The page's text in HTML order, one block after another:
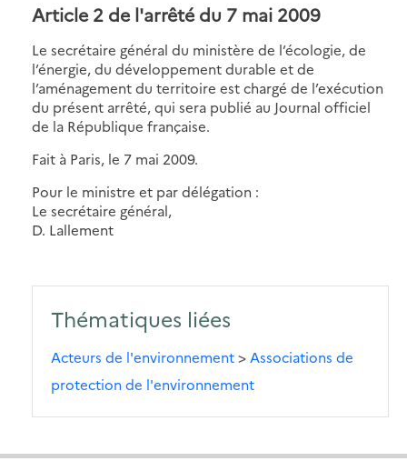
Article 2 de l'arrêté du 7 mai 2009
Le secrétaire général du ministère de l’écologie, de
l’énergie, du développement durable et de
l’aménagement du territoire est chargé de l’exécution
du présent arrêté, qui sera publié au Journal officiel
de la République française.
Fait à Paris, le 7 mai 2009.
Pour le ministre et par délégation :
Le secrétaire général,
D. Lallement
Thématiques liées
Acteurs de l'environnement> Associations de
protection de l'environnement